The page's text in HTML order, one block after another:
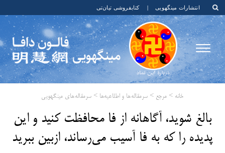
انتشارات مینگهویی | کتابفروشی تیان‌تی
خانه > مرجع > سرمقاله‌ها و اطلاعیه‌ها > سرمقاله‌های مینگهویی
​بالغ شوید، آگاهانه از فا محافظت کنید و این
پدیده را که به فا آسیب می‌رساند، ازبین ببرید